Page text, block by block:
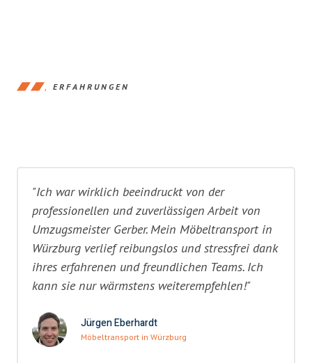
ERFAHRUNGEN
"Ich war wirklich beeindruckt von der
professionellen und zuverlässigen Arbeit von
Umzugsmeister Gerber. Mein Möbeltransport in
Würzburg verlief reibungslos und stressfrei dank
ihres erfahrenen und freundlichen Teams. Ich
kann sie nur wärmstens weiterempfehlen!"
Jürgen Eberhardt
Möbeltransport in Würzburg